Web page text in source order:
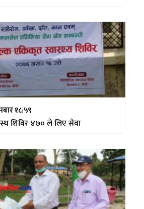
१८:५९
शिविर ४७० ले लिए सेवा